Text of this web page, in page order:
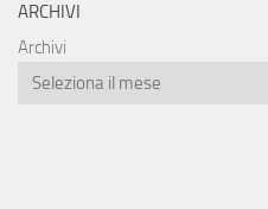
ARCHIVI
Archivi